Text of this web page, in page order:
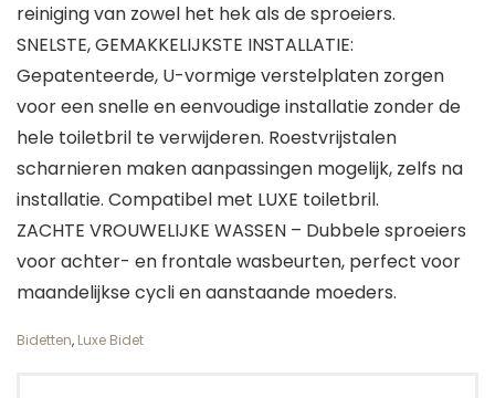
reiniging van zowel het hek als de sproeiers.
SNELSTE, GEMAKKELIJKSTE INSTALLATIE:
Gepatenteerde, U-vormige verstelplaten zorgen
voor een snelle en eenvoudige installatie zonder de
hele toiletbril te verwijderen. Roestvrijstalen
scharnieren maken aanpassingen mogelijk, zelfs na
installatie. Compatibel met LUXE toiletbril.
ZACHTE VROUWELIJKE WASSEN – Dubbele sproeiers
voor achter- en frontale wasbeurten, perfect voor
maandelijkse cycli en aanstaande moeders.
Bidetten, Luxe Bidet